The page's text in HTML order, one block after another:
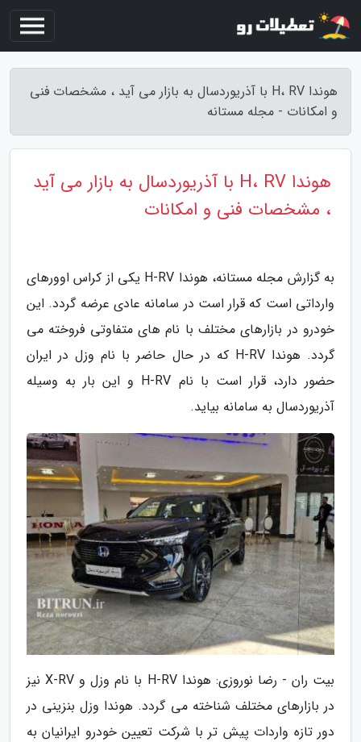
هوندا H، RV با آذریوردسال به بازار می آید ، مشخصات فنی
و امکانات - مجله مستانه
هوندا H، RV با آذریوردسال به بازار می آید
، مشخصات فنی و امکانات
به گزارش مجله مستانه، هوندا H-RV یکی از کراس اوورهای
وارداتی است که قرار است در سامانه عادی عرضه گردد. این
خودرو در بازارهای مختلف با نام های متفاوتی فروخته می
گردد. هوندا H-RV که در حال حاضر با نام وزل در ایران
حضور دارد، قرار است با نام H-RV و این بار به وسیله
آذریوردسال به سامانه بیاید.
بیت ران - رضا نوروزی: هوندا H-RV با نام وزل و X-RV نیز
در بازارهای مختلف شناخته می گردد. هوندا وزل بنزینی در
دور تازه واردات پیش تر با شرکت تعیین خودرو ایرانیان به